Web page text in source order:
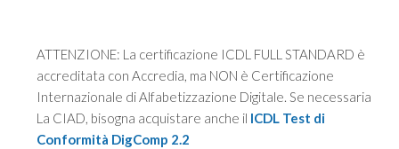
€405.00.
€269.00.
ATTENZIONE: La certificazione ICDL FULL STANDARD è
accreditata con Accredia, ma NON è Certificazione
Internazionale di Alfabetizzazione Digitale. Se necessaria
La CIAD, bisogna acquistare anche il ICDL Test di
Conformità DigComp 2.2